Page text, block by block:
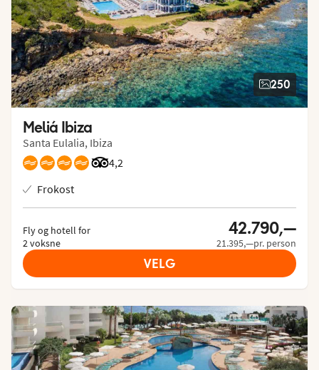
250
Meliá Ibiza
Santa Eulalia, Ibiza
4,2
Vurdering fra Tripadvisor: 4.2 of 5
Frokost
Fly og hotell for
2 voksne
42.790,—
21.395,—pr. person
VELG